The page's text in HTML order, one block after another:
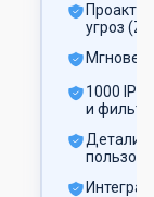
угроз
1000 IP
и